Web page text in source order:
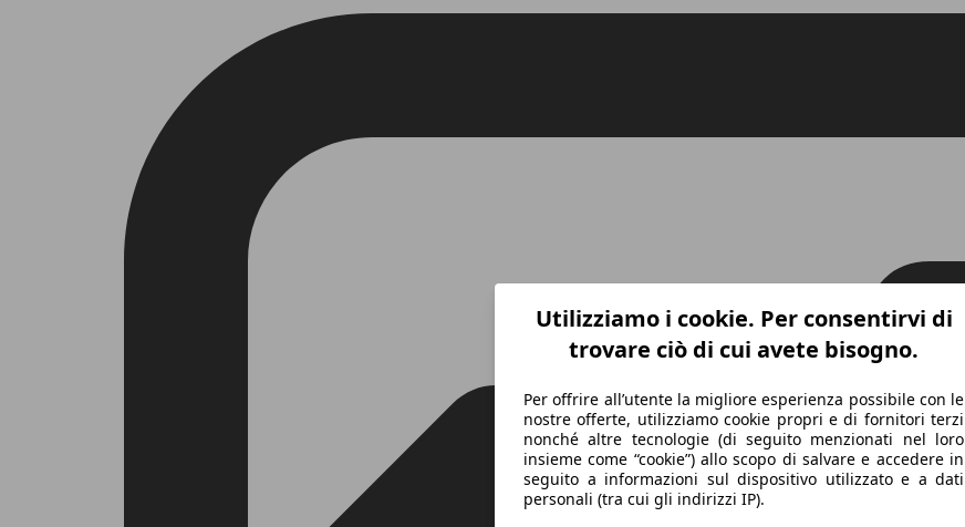
Utilizziamo i cookie. Per consentirvi di
trovare ciò di cui avete bisogno.
Per offrire all’utente la migliore esperienza possibile con le
nostre offerte, utilizziamo cookie propri e di fornitori terzi
nonché altre tecnologie (di seguito menzionati nel loro
insieme come “cookie”) allo scopo di salvare e accedere in
seguito a informazioni sul dispositivo utilizzato e a dati
personali (tra cui gli indirizzi IP).